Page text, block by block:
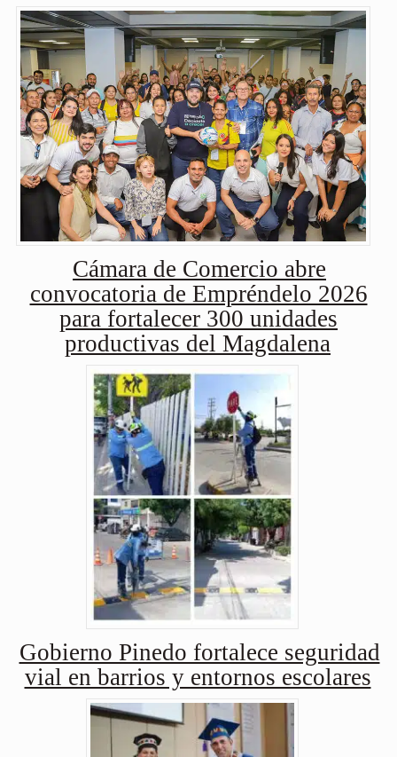
Cámara de Comercio abre
convocatoria de Empréndelo 2026
para fortalecer 300 unidades
productivas del Magdalena
Gobierno Pinedo fortalece seguridad
vial en barrios y entornos escolares